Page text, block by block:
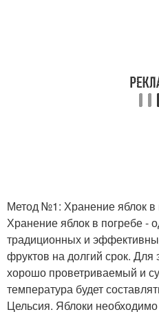
Метод №1: Хранение яблок в
Хранение яблок в погребе -
традиционных и
фруктов на долгий срок. Для
хорошо проветриваемый и
температура будет
Цельсия. Яблоки